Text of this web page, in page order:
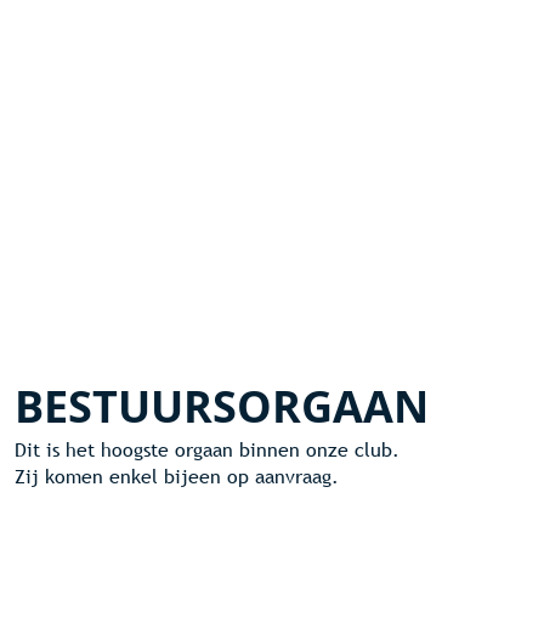
BESTUURSORGAAN
Dit is het hoogste orgaan binnen onze club.
Zij komen enkel bijeen op aanvraag.